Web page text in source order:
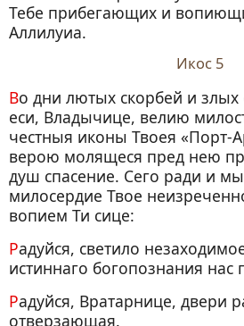
Тебе прибегающих и
Аллилуиа.
Икос 5
Во дни лютых скорбей и злых обстояний явила
еси, Владычице, велию
честныя иконы Твоея «Порт-
верою молящеся пред нею
душ спасение. Сего ради и
милосердие Твое
вопием Ти сице:
Радуйся, светило незаходимое, светом
истиннаго богопознания
Радуйся, Вратарнице, двери райския верным
отверзающая.